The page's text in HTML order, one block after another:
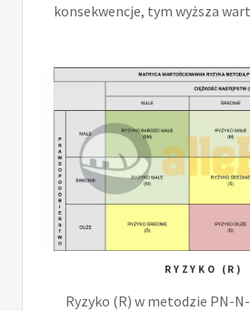
konsekwencje, tym wyższa
RYZYKO (R)
Ryzyko (R) w metodzie PN-